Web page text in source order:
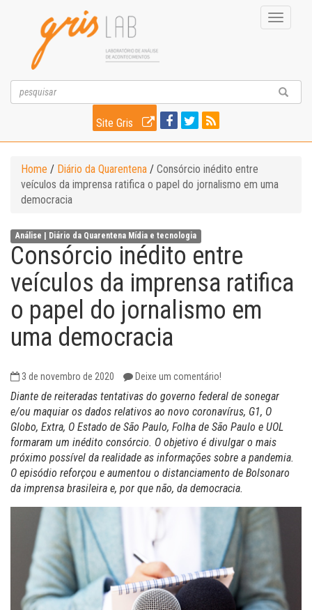
Toggle
Site Gris
Home / Diário da Quarentena / Consórcio inédito entre
veículos da imprensa ratifica o papel do jornalismo em uma
democracia
Análise | Diário da Quarentena Mídia e tecnologia
Consórcio inédito entre
veículos da imprensa ratifica
o papel do jornalismo em
uma democracia
3 de novembro de 2020 Deixe um comentário!
Diante de reiteradas tentativas do governo federal de sonegar
e/ou maquiar os dados relativos ao novo coronavírus, G1, O
Globo, Extra, O Estado de São Paulo, Folha de São Paulo e UOL
formaram um inédito consórcio. O objetivo é divulgar o mais
próximo possível da realidade as informações sobre a pandemia.
O episódio reforçou e aumentou o distanciamento de Bolsonaro
da imprensa brasileira e, por que não, da democracia.